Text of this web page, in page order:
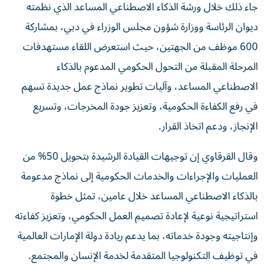
جاء ذلك خلال ورشة الذكاء الاصطناعي المساعد الذي نظمته
ديوان الرئاسة ووزارة شؤون مجلس الوزراء في دبي، بمشاركة
600 موظف من الجهتين، حيث استعرض اللقاء مستهدفات
المرحلة المقبلة من التحول الحكومي المدعوم بالذكاء
الاصطناعي المساعد، وآليات تطوير نماذج عمل جديدة تسهم
في رفع الكفاءة الحكومية، وتعزيز جودة المخرجات، وتسريع
الإنجاز، ودعم اتخاذ القرار.
وقال القرقاوي إن توجيهات القيادة الرشيدة بتحويل 50% من
العمليات والإجراءات والخدمات الحكومية إلى نماذج مدعومة
بالذكاء الاصطناعي المساعد خلال عامين، تمثل خطوة
استراتيجية نوعية لإعادة تصميم العمل الحكومي، وتعزيز كفاءته
وإنتاجيته وجودة خدماته، بما يدعم ريادة دولة الإمارات العالمية
في توظيف التكنولوجيا المتقدمة لخدمة الإنسان والمجتمع.